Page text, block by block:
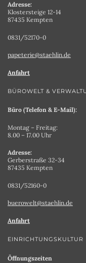
Adresse:
Klostersteige 12-14
87435 Kempten
0831/52170-0
papeterie@staehlin.de
Anfahrt
BÜROWELT &
Büro (Telefon & E-Mail):
Montag – Freitag:
8.00 – 17.00 Uhr
Adresse:
Gerberstraße 32-34
87435 Kempten
0831/52160-0
buerowelt@staehlin.de
Anfahrt
EINRICHTUNGSKULTUR
Öffnungszeiten